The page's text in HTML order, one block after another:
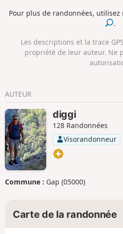
escaliers qui mènent au sommet
Pour plus de randonnées, utilisez
.
Les descriptions et la trace
propriété de leur auteur. Ne
AUTEUR
diggi
128 Randonnées
Visorandonneur
Commune : Gap (05000)
Carte de la randonnée